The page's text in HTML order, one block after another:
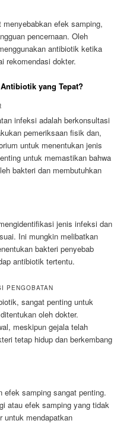
efek samping,
pencernaan. Oleh
antibiotik ketika
rekomendasi dokter.
yang Tepat?
infeksi adalah berkonsultasi
pemeriksaan fisik dan,
untuk menentukan jenis
untuk memastikan bahwa
bakteri dan membutuhkan
jenis infeksi dan
Ini mungkin melibatkan
bakteri penyebab
antibiotik tertentu.
PENGOBATAN
sangat penting untuk
oleh dokter.
meskipun gejala telah
tetap hidup dan berkembang
efek samping sangat penting.
atau efek samping yang tidak
untuk mendapatkan